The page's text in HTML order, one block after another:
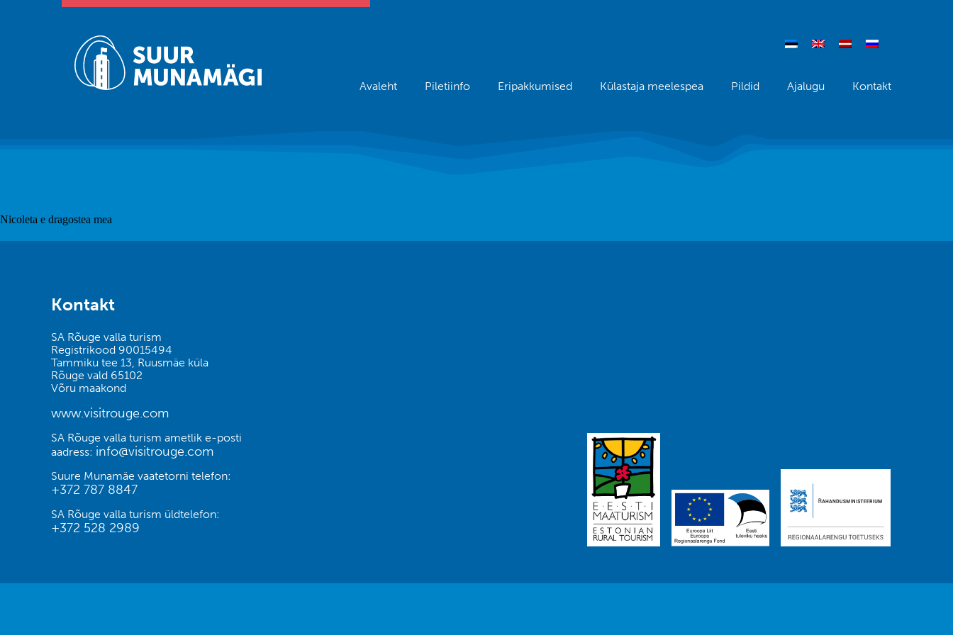
Avaleht Piletiinfo Eripakkumised Külastaja meelespea Pildid Ajalugu Kontakt
Nicoleta e dragostea mea
Kontakt
SA Rõuge valla turism
Registrikood 90015494
Tammiku tee 13, Ruusmäe küla
Rõuge vald 65102
Võru maakond
www.visitrouge.com
SA Rõuge valla turism ametlik e-posti
aadress: info@visitrouge.com
Suure Munamäe vaatetorni telefon:
+372 787 8847
SA Rõuge valla turism üldtelefon:
+372 528 2989